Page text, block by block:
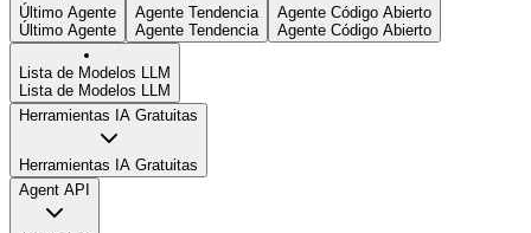
Último Agente
Último Agente
Agente Tendencia
Agente Tendencia
Agente Código Abierto
Agente Código Abierto
Lista de Modelos LLM
Lista de Modelos LLM
Herramientas IA Gratuitas
Herramientas IA Gratuitas
Agent API